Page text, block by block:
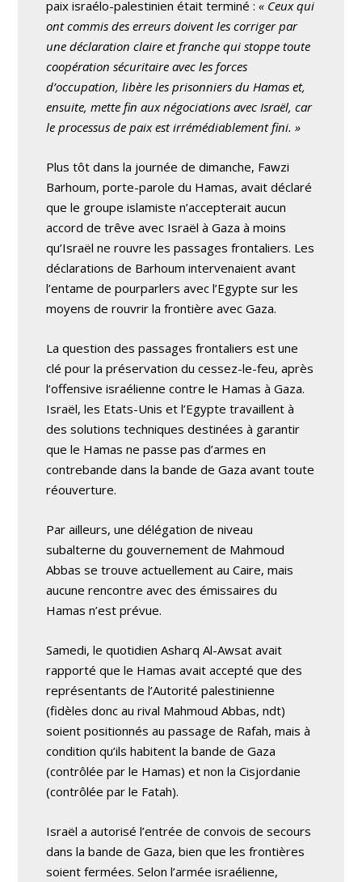
paix israélo-palestinien était terminé :« Ceux qui
ont commis des erreurs doivent les corriger par
une déclaration claire et franche qui stoppe toute
coopération sécuritaire avec les forces
d’occupation, libère les prisonniers du Hamas et,
ensuite, mette fin aux négociations avec Israël, car
le processus de paix est irrémédiablement fini. »
Plus tôt dans la journée de dimanche, Fawzi
Barhoum, porte-parole du Hamas, avait déclaré
que le groupe islamiste n’accepterait aucun
accord de trêve avec Israël à Gaza à moins
qu’Israël ne rouvre les passages frontaliers. Les
déclarations de Barhoum intervenaient avant
l’entame de pourparlers avec l’Egypte sur les
moyens de rouvrir la frontière avec Gaza.
La question des passages frontaliers est une
clé pour la préservation du cessez-le-feu, après
l’offensive israélienne contre le Hamas à Gaza.
Israël, les Etats-Unis et l’Egypte travaillent à
des solutions techniques destinées à garantir
que le Hamas ne passe pas d’armes en
contrebande dans la bande de Gaza avant toute
réouverture.
Par ailleurs, une délégation de niveau
subalterne du gouvernement de Mahmoud
Abbas se trouve actuellement au Caire, mais
aucune rencontre avec des émissaires du
Hamas n’est prévue.
Samedi, le quotidien Asharq Al-Awsat avait
rapporté que le Hamas avait accepté que des
représentants de l’Autorité palestinienne
(fidèles donc au rival Mahmoud Abbas, ndt)
soient positionnés au passage de Rafah, mais à
condition qu’ils habitent la bande de Gaza
(contrôlée par le Hamas) et non la Cisjordanie
(contrôlée par le Fatah).
Israël a autorisé l’entrée de convois de secours
dans la bande de Gaza, bien que les frontières
soient fermées. Selon l’armée israélienne,